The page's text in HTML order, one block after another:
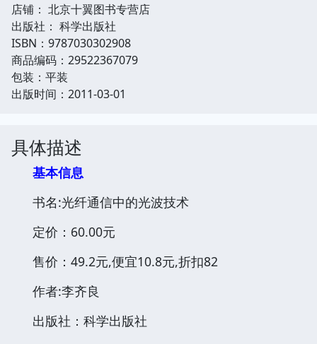
店铺： 北京十翼图书专营店
出版社： 科学出版社
ISBN：9787030302908
商品编码：29522367079
包装：平装
出版时间：2011-03-01
具体描述
基本信息
书名:光纤通信中的光波技术
定价：60.00元
售价：49.2元,便宜10.8元,折扣82
作者:李齐良
出版社：科学出版社